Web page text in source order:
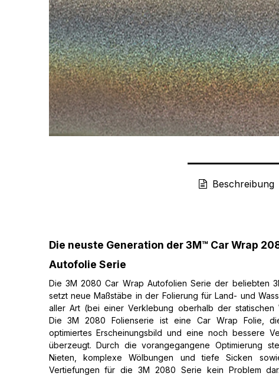
Beschreibung
Die neuste Generation der 3M™ Car Wrap
Autofolie Serie
Die 3M 2080 Car Wrap Autofolien Serie der beliebten
setzt neue Maßstäbe in der Folierung für Land- und
aller Art (bei einer Verklebung oberhalb der statischen
Die 3M 2080 Folienserie ist eine Car Wrap Folie,
optimiertes Erscheinungsbild und eine noch bessere
überzeugt. Durch die vorangegangene Optimierung
Nieten, komplexe Wölbungen und tiefe Sicken
Vertiefungen für die 3M 2080 Serie kein Problem